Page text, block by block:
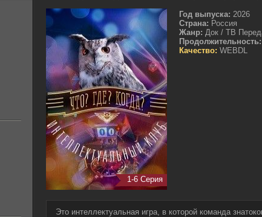
1-6 Серия
Год выпуска: 2026
Страна: Россия
Жанр: Док / ТВ
Продолжительность:
Качество: WEBDL
Это интеллектуальная игра, в которой команда